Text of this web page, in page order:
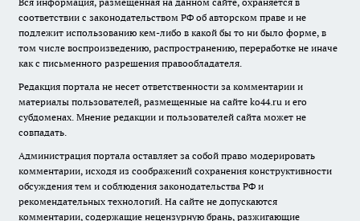
соответствии с законодательством РФ об авторском праве и не
подлежит использованию кем-либо в какой бы то ни было форме, в
том числе воспроизведению, распространению, переработке не иначе
как с письменного разрешения правообладателя.
Редакция портала не несет ответственности за комментарии и
материалы пользователей, размещенные на сайте ko44.ru и его
субдоменах. Мнение редакции и пользователей сайта может не
совпадать.
Администрация портала оставляет за собой право модерировать
комментарии, исходя из соображений сохранения конструктивности
обсуждения тем и соблюдения законодательства РФ и
рекомендательных технологий. На сайте не допускаются
комментарии, содержащие нецензурную брань, разжигающие